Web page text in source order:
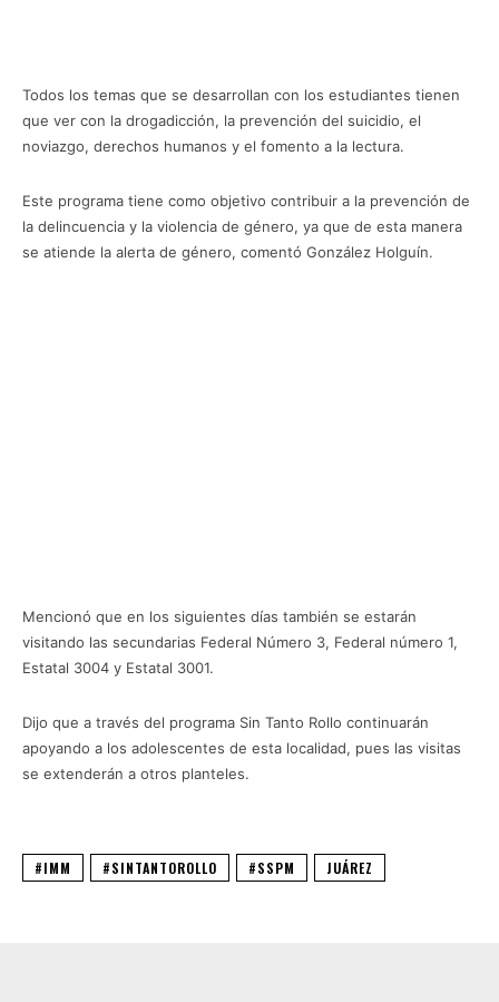
Todos los temas que se desarrollan con los estudiantes tienen
que ver con la drogadicción, la prevención del suicidio, el
noviazgo, derechos humanos y el fomento a la lectura.
Este programa tiene como objetivo contribuir a la prevención de
la delincuencia y la violencia de género, ya que de esta manera
se atiende la alerta de género, comentó González Holguín.
Mencionó que en los siguientes días también se estarán
visitando las secundarias Federal Número 3, Federal número 1,
Estatal 3004 y Estatal 3001.
Dijo que a través del programa Sin Tanto Rollo continuarán
apoyando a los adolescentes de esta localidad, pues las visitas
se extenderán a otros planteles.
#IMM #SINTANTOROLLO #SSPM JUÁREZ